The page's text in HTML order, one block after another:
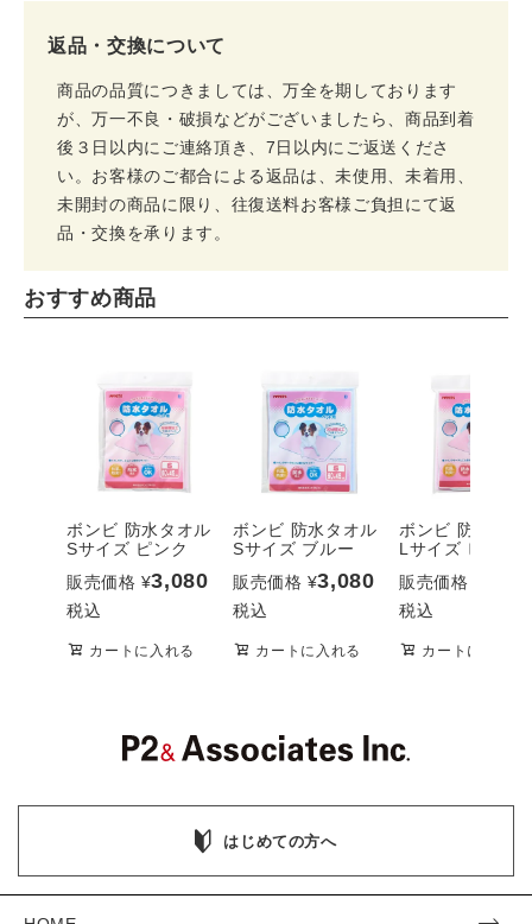
返品・交換について
商品の品質につきましては、万全を期しております
が、万一不良・破損などがございましたら、商品到着
後３日以内にご連絡頂き、7日以内にご返送くださ
い。お客様のご都合による返品は、未使用、未着用、
未開封の商品に限り、往復送料お客様ご負担にて返
品・交換を承ります。
おすすめ商品
ボンビ 防水タオル
Sサイズ ピンク
販売価格 ¥3,080
税込
カートに入れる
ボンビ 防水タオル
Sサイズ ブルー
販売価格 ¥3,080
税込
カートに入れる
ボンビ 防水タオ
Lサイズ ピンク
販売価格
税込
カートに入れる
はじめての方へ